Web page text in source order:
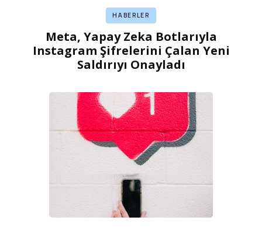
HABERLER
Meta, Yapay Zeka Botlarıyla
Instagram Şifrelerini Çalan Yeni
Saldırıyı Onayladı